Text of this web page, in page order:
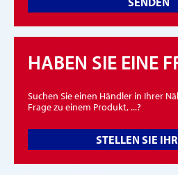
HABEN SIE EINE
Suchen Sie einen Händler in Ihrer
Frage zu einem Produkt, ...?
STELLEN SIE